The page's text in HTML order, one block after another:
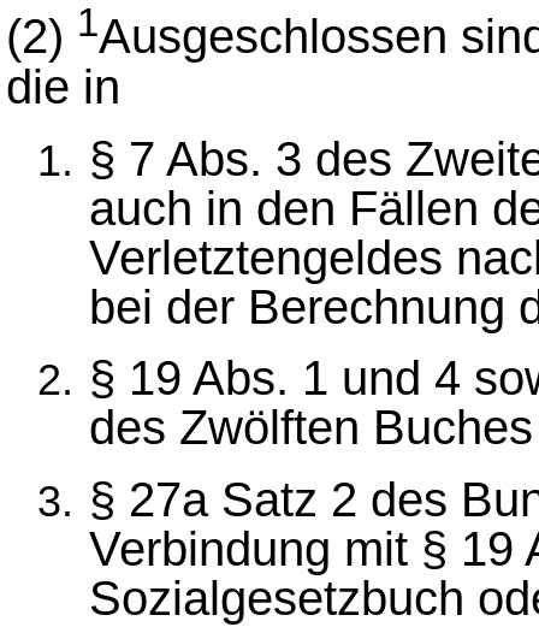
(2) 1Ausgeschlossen
die in
§ 7 Abs. 3 des
auch in den Fällen
Verletztengeldes
bei der Berechnung
§ 19 Abs. 1 und 4
des Zwölften
§ 27a Satz 2 des
Verbindung mit § 19
Sozialgesetzbuch